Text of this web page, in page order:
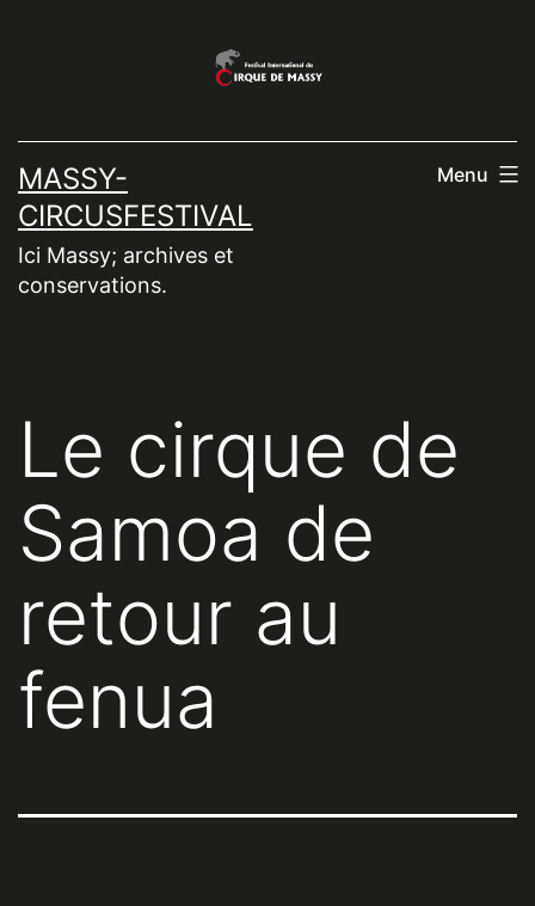
MASSY-
CIRCUSFESTIVAL
Ici Massy; archives et
conservations.
Menu
Le cirque de
Samoa de
retour au
fenua